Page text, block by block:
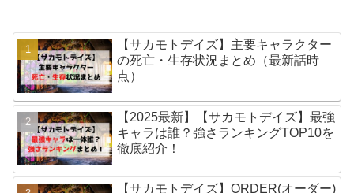
【サカモトデイズ】主要キャラクター
の死亡・生存状況まとめ（最新話時
点）
【2025最新】【サカモトデイズ】最強
キャラは誰？強さランキングTOP10を
徹底紹介！
【サカモトデイズ】ORDER(オーダー)